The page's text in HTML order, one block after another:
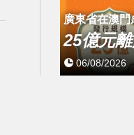
廣東省在澳門
25億元
06/08/2026